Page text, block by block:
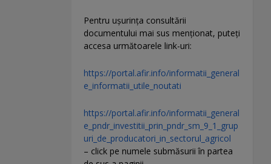
Pentru uşurinţa consultării
documentului mai sus menţionat, puteţi
accesa următoarele link-uri:
https://portal.afir.info/informatii_general
e_informatii_utile_noutati
https://portal.afir.info/informatii_general
e_pndr_investitii_prin_pndr_sm_9_1_grup
uri_de_producatori_in_sectorul_agricol
– click pe numele submăsurii în partea